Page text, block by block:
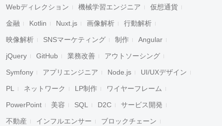
Webディレクション 機械学習エンジニア 仮想通貨
金融 Kotlin Nuxt.js 画像解析 行動解析
映像解析 SNSマーケティング 制作 Angular
jQuery GitHub 業務改善 アウトソーシング
Symfony アプリエンジニア Node.js UI/UXデザイン
PL ネットワーク LP制作 ワイヤーフレーム
PowerPoint 美容 SQL D2C サービス開発
不動産 インフルエンサー ブロックチェーン